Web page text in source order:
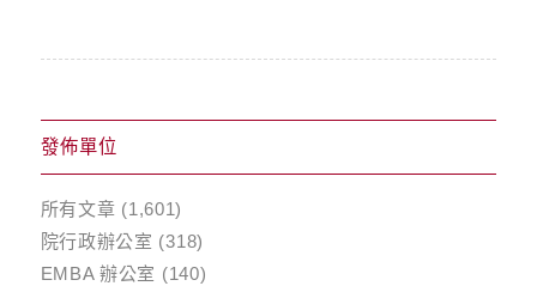
發佈單位
所有文章 (1,601)
院行政辦公室 (318)
EMBA 辦公室 (140)